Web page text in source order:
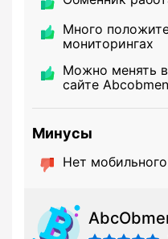
Много
мониторингах
Можно менять
сайте
Минусы
Нет